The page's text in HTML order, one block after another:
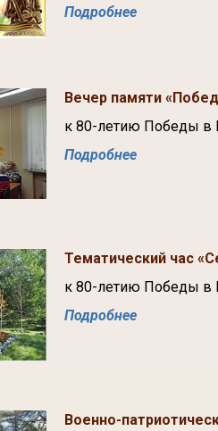
Подробнее
Вечер памяти
к 80-летию Победы в
Подробнее
Тематический час
к 80-летию Победы в
Подробнее
Военно-